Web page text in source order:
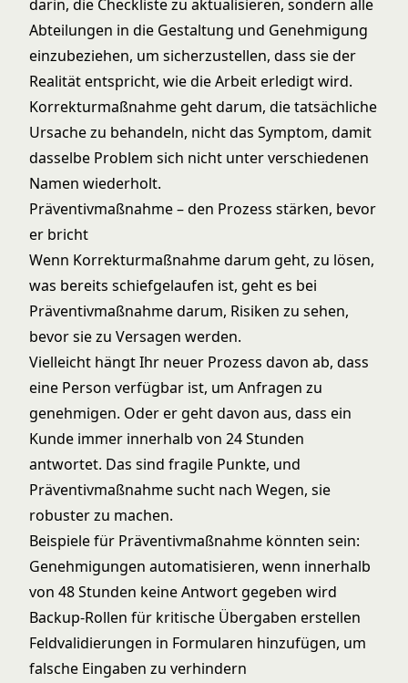
darin, die Checkliste zu aktualisieren, sondern alle
Abteilungen in die Gestaltung und Genehmigung
einzubeziehen, um sicherzustellen, dass sie der
Realität entspricht, wie die Arbeit erledigt wird.
Korrekturmaßnahme geht darum, die tatsächliche
Ursache zu behandeln, nicht das Symptom, damit
dasselbe Problem sich nicht unter verschiedenen
Namen wiederholt.
Präventivmaßnahme – den Prozess stärken, bevor
er bricht
Wenn Korrekturmaßnahme darum geht, zu lösen,
was bereits schiefgelaufen ist, geht es bei
Präventivmaßnahme darum, Risiken zu sehen,
bevor sie zu Versagen werden.
Vielleicht hängt Ihr neuer Prozess davon ab, dass
eine Person verfügbar ist, um Anfragen zu
genehmigen. Oder er geht davon aus, dass ein
Kunde immer innerhalb von 24 Stunden
antwortet. Das sind fragile Punkte, und
Präventivmaßnahme sucht nach Wegen, sie
robuster zu machen.
Beispiele für Präventivmaßnahme könnten sein:
Genehmigungen automatisieren, wenn innerhalb
von 48 Stunden keine Antwort gegeben wird
Backup-Rollen für kritische Übergaben erstellen
Feldvalidierungen in Formularen hinzufügen, um
falsche Eingaben zu verhindern